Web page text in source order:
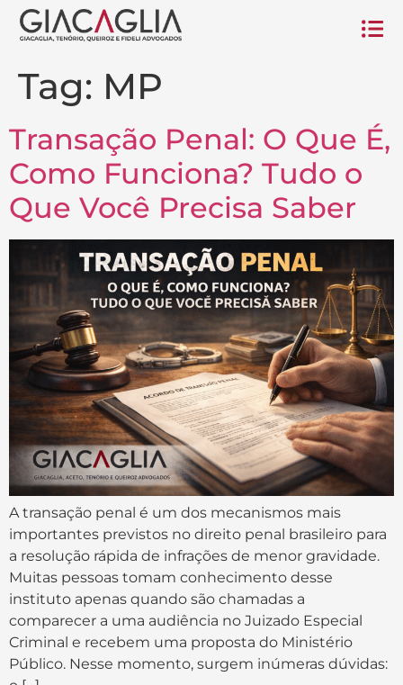
Tag: MP
Transação Penal: O Que É,
Como Funciona? Tudo o
Que Você Precisa Saber
A transação penal é um dos mecanismos mais
importantes previstos no direito penal brasileiro para
a resolução rápida de infrações de menor gravidade.
Muitas pessoas tomam conhecimento desse
instituto apenas quando são chamadas a
comparecer a uma audiência no Juizado Especial
Criminal e recebem uma proposta do Ministério
Público. Nesse momento, surgem inúmeras dúvidas: